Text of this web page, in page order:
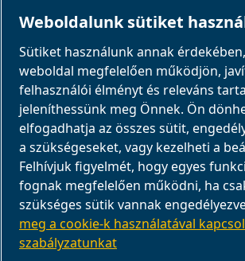
KAPCSOLAT
Weboldalunk sütiket
Sütiket használunk annak
weboldal megfelelően működjön,
felhasználói élményt és releváns
jeleníthessünk meg Önnek. Ön
elfogadhatja az összes sütit,
a szükségeseket, vagy kezelheti a
Felhívjuk figyelmét, hogy egyes
fognak megfelelően működni, ha
szükséges sütik vannak
meg a cookie-k használatával
szabályzatunkat